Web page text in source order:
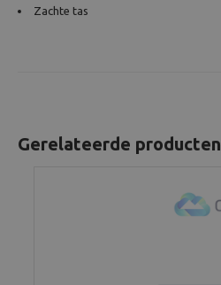
Zachte tas
Gerelateerde producten